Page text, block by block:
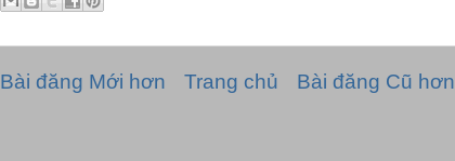
Bài đăng Mới hơn Bài đăng Cũ hơn
Trang chủ